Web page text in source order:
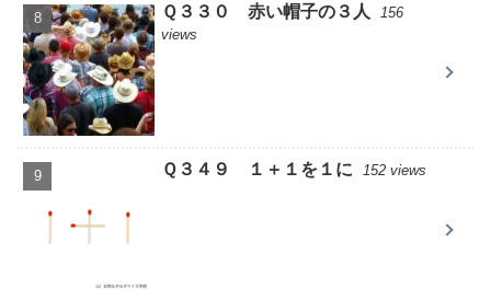
Ｑ３３０ 赤い帽子の３人
156
views
Ｑ３４９ １＋１を１に 152 views